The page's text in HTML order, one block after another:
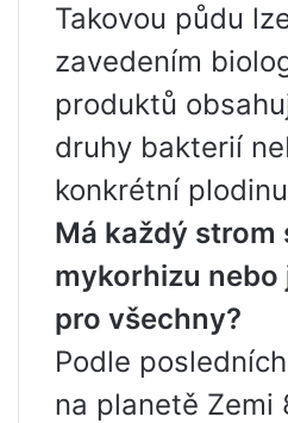
Takovou půdu
zavedením
produktů
druhy bakterií
konkrétní
Má každý strom
mykorhizu nebo
pro všechny?
Podle
na planetě Zemi